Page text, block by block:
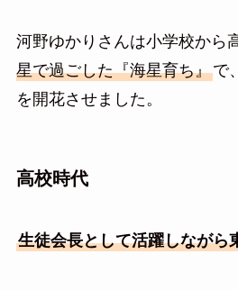
河野ゆかりさんは小学校から
星で過ごした『海星育ち』で
を開花させました。
高校時代
生徒会長として活躍しながら